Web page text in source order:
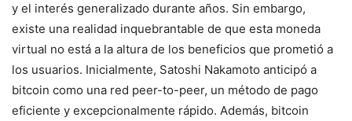
y el interés generalizado durante años. Sin embargo,
existe una realidad inquebrantable de que esta moneda
virtual no está a la altura de los beneficios que prometió a
los usuarios. Inicialmente, Satoshi Nakamoto anticipó a
bitcoin como una red peer-to-peer, un método de pago
eficiente y excepcionalmente rápido. Además, bitcoin